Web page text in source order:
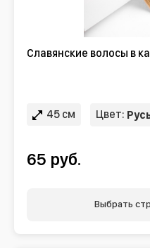
Славянские волосы в
45 см Цвет:
65 руб.
Выбрать